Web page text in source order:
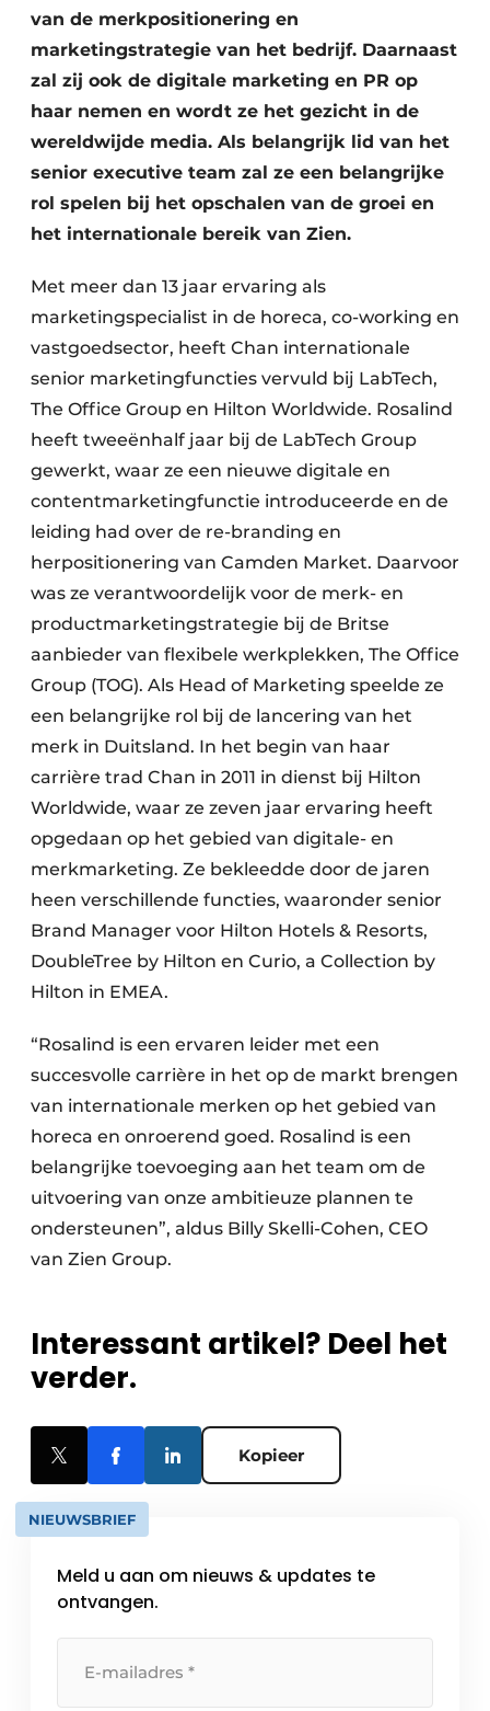
van de merkpositionering en
marketingstrategie van het bedrijf. Daarnaast
zal zij ook de digitale marketing en PR op
haar nemen en wordt ze het gezicht in de
wereldwijde media. Als belangrijk lid van het
senior executive team zal ze een belangrijke
rol spelen bij het opschalen van de groei en
het internationale bereik van Zien.
Met meer dan 13 jaar ervaring als
marketingspecialist in de horeca, co-working en
vastgoedsector, heeft Chan internationale
senior marketingfuncties vervuld bij LabTech,
The Office Group en Hilton Worldwide. Rosalind
heeft tweeënhalf jaar bij de LabTech Group
gewerkt, waar ze een nieuwe digitale en
contentmarketingfunctie introduceerde en de
leiding had over de re-branding en
herpositionering van Camden Market. Daarvoor
was ze verantwoordelijk voor de merk- en
productmarketingstrategie bij de Britse
aanbieder van flexibele werkplekken, The Office
Group (TOG). Als Head of Marketing speelde ze
een belangrijke rol bij de lancering van het
merk in Duitsland. In het begin van haar
carrière trad Chan in 2011 in dienst bij Hilton
Worldwide, waar ze zeven jaar ervaring heeft
opgedaan op het gebied van digitale- en
merkmarketing. Ze bekleedde door de jaren
heen verschillende functies, waaronder senior
Brand Manager voor Hilton Hotels & Resorts,
DoubleTree by Hilton en Curio, a Collection by
Hilton in EMEA.
“Rosalind is een ervaren leider met een
succesvolle carrière in het op de markt brengen
van internationale merken op het gebied van
horeca en onroerend goed. Rosalind is een
belangrijke toevoeging aan het team om de
uitvoering van onze ambitieuze plannen te
ondersteunen”, aldus Billy Skelli-Cohen, CEO
van Zien Group.
Interessant artikel? Deel het
verder.
Kopieer
NIEUWSBRIEF
Meld u aan om nieuws & updates te
ontvangen.